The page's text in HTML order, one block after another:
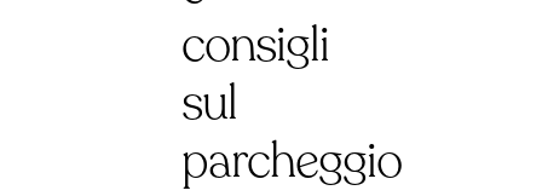
consigli
sul
parcheggio